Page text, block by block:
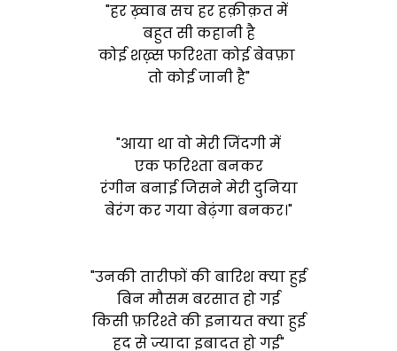
"हर ख़्वाब सच हर हक़ीक़त में
बहुत सी कहानी है
कोई शख़्स फरिश्ता कोई बेवफ़ा
तो कोई जानी है"
"आया था वो मेरी जिंदगी में
एक फरिश्ता बनकर
रंगीन बनाई जिसने मेरी दुनिया
बेरंग कर गया बेढ़ंगा बनकर।"
"उनकी तारीफों​ की बारिश क्या हुई
बिन मौसम बरसात हो गई
किसी फ़रिश्ते की इनायत क्या हुई
हद से ज्यादा इबादत हो गई"